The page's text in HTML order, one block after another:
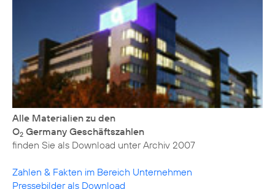
Alle Materialien zu den
O2 Germany Geschäftszahlen
finden Sie als Download unterArchiv 2007
Zahlen & Fakten im Bereich Unternehmen
Pressebilder als Download